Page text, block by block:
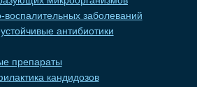
воспалительных заболеваний
антибиотики
препараты
кандидозов